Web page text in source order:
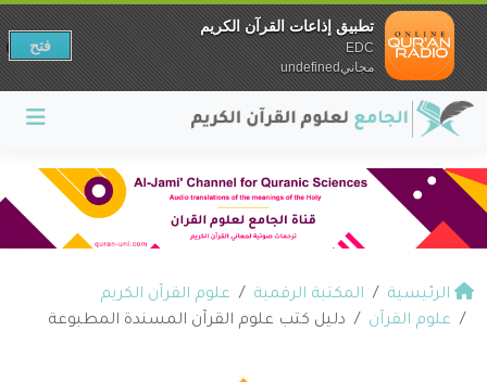
الرئيسية المكتبة الرقمية
علوم القرآن الكريم
علوم القرآن
دليل كتب علوم القرآن المسندة المطبوعة
تطبيق إذاعات القرآن الكريم
EDC
مجانيundefined
فتح